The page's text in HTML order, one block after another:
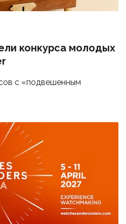
конкурса молодых
с «подвешенным